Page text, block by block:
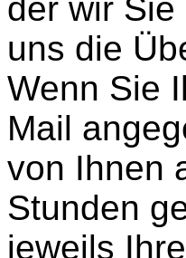
der wir
uns die
Wenn Sie
Mail
von Ihnen
Stunden
jeweils